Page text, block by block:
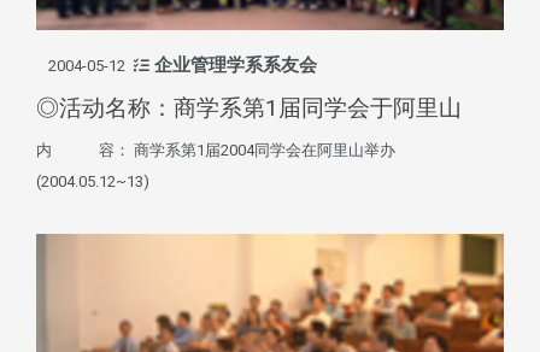
2004-05-12 企业管理学系系友会
◎活动名称：商学系第1届同学会于阿里山
内 容： 商学系第1届2004同学会在阿里山举办
(2004.05.12~13)